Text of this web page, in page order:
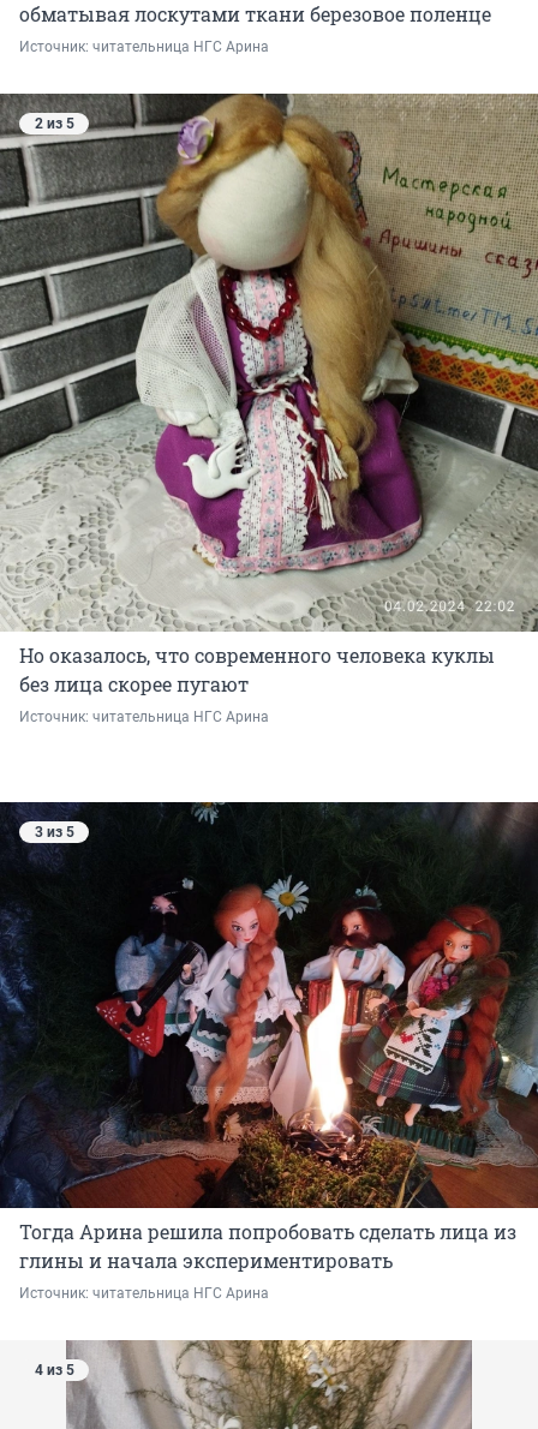
обматывая лоскутами ткани березовое поленце
Источник: читательница НГС Арина
2 из 5
Но оказалось, что современного человека куклы
без лица скорее пугают
Источник: читательница НГС Арина
3 из 5
Тогда Арина решила попробовать сделать лица из
глины и начала экспериментировать
Источник: читательница НГС Арина
4 из 5